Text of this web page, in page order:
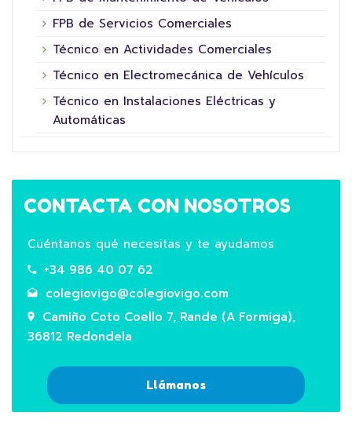
FPB de Servicios Comerciales
Técnico en Actividades Comerciales
Técnico en Electromecánica de Vehículos
Técnico en Instalaciones Eléctricas y
Automáticas
CONTACTA CON NOSOTROS
Cuéntanos qué necesitas y te ayudamos
+34 986 40 07 62
colegiovigo@colegiovigo.com
Camiño Coto Coello 7, Rande (A Formiga),
36812 Redondela
Llámanos